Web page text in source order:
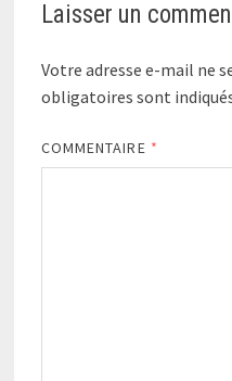
Laisser un
Votre adresse e-mail ne
obligatoires sont
COMMENTAIRE *